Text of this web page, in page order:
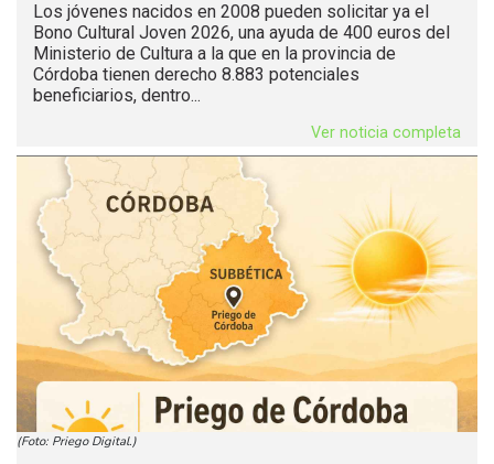
Los jóvenes nacidos en 2008 pueden solicitar ya el
Bono Cultural Joven 2026, una ayuda de 400 euros del
Ministerio de Cultura a la que en la provincia de
Córdoba tienen derecho 8.883 potenciales
beneficiarios, dentro...
Ver noticia completa
(Foto: Priego Digital.)